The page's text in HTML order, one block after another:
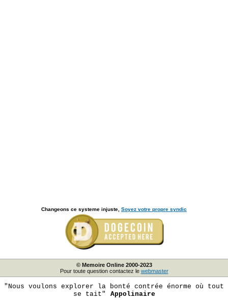
Changeons ce systeme injuste, Soyez votre propre syndic
© Memoire Online 2000-2023
Pour toute question contactez le webmaster
"Nous voulons explorer la bonté contrée énorme où tout
se tait"
Appolinaire